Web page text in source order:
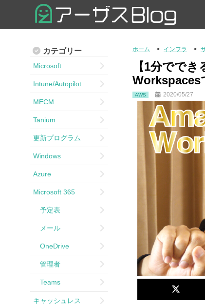
ホーム インフラ
【1分でで
Workspaces
AWS 2020/05/27
カテゴリー
Microsoft
Intune/Autopilot
MECM
Tanium
更新プログラム
Windows
Azure
Microsoft 365
予定表
メール
OneDrive
管理者
Teams
キャッシュレス